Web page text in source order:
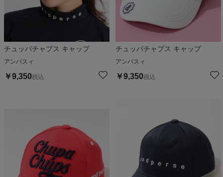
チュッパチャプス キャップ
アンパスィ
￥9,350税込
チュッパチャプス キャップ
アンパスィ
￥9,350税込